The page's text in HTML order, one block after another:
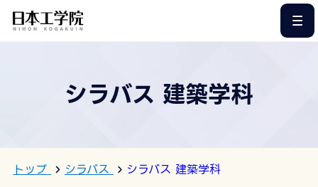
シラバス 建築学科
トップ シラバス シラバス 建築学科